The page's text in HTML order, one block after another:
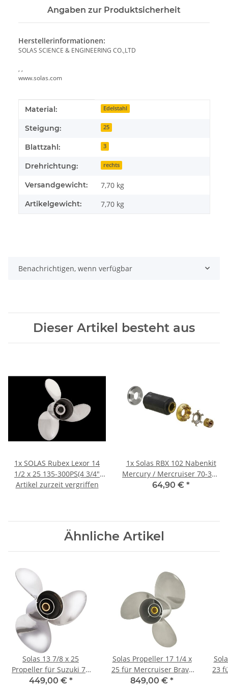
Angaben zur Produktsicherheit
Herstellerinformationen:
SOLAS SCIENCE & ENGINEERING CO.,LTD
, ,
www.solas.com
Produkteigenschaft
Wert
Material: Edelstahl
Steigung: 25
Blattzahl: 3
Drehrichtung: rechts
Versandgewicht: 7,70 kg
Artikelgewicht: 7,70 kg
Benachrichtigen, wenn verfügbar
Dieser Artikel besteht aus
1x SOLAS Rubex Lexor 14
1/2 x 25 135-300PS(4 3/4"
Getriebe) Edelstahl
Artikel zurzeit vergriffen
1x Solas RBX 102 Nabenkit
Mercury / Mercruiser 70-300
PS
64,90 € *
Ähnliche Artikel
Solas 13 7/8 x 25
Propeller für Suzuki 70
80 90 100 115 140 PS
449,00 € *
Solas Propeller 17 1/4 x
25 für Mercruiser Bravo
2 Two Edelstahl
849,00 € *
23